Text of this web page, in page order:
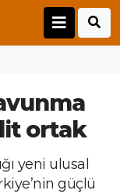
ortak
yeni ulusal
güçlü